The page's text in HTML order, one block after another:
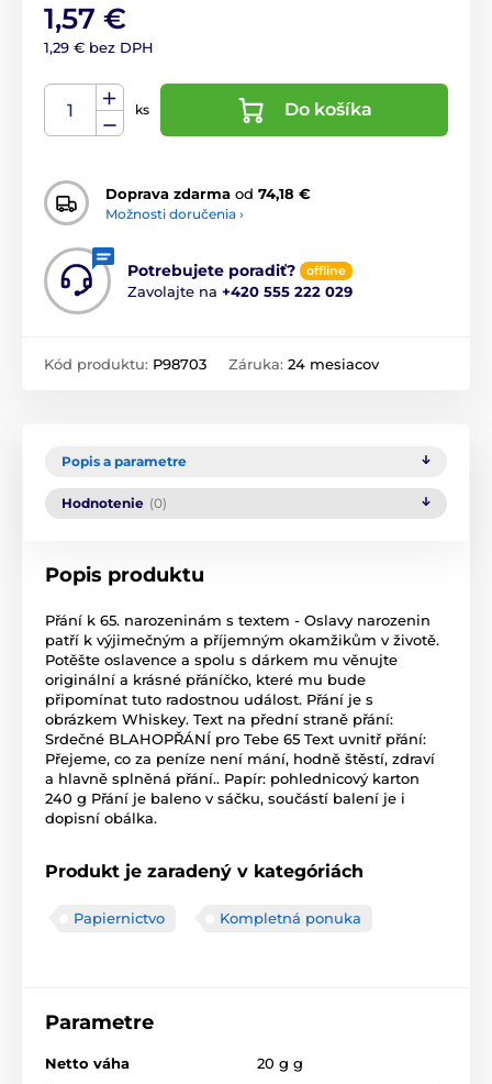
1,57 €
1,29 € bez DPH
ks Do košíka
Doprava zdarma od 74,18 €
Možnosti doručenia ›
Potrebujete poradiť? offline
Zavolajte na +420 555 222 029
Kód produktu: P98703 Záruka: 24 mesiacov
Popis a parametre
Hodnotenie (0)
Popis produktu
Přání k 65. narozeninám s textem - Oslavy narozenin
patří k výjimečným a příjemným okamžikům v životě.
Potěšte oslavence a spolu s dárkem mu věnujte
originální a krásné přáníčko, které mu bude
připomínat tuto radostnou událost. Přání je s
obrázkem Whiskey. Text na přední straně přání:
Srdečné BLAHOPŘÁNÍ pro Tebe 65 Text uvnitř přání:
Přejeme, co za peníze není mání, hodně štěstí, zdraví
a hlavně splněná přání.. Papír: pohlednicový karton
240 g Přání je baleno v sáčku, součástí balení je i
dopisní obálka.
Produkt je zaradený v kategóriách
Papiernictvo Kompletná ponuka
Parametre
Netto váha 20 g g